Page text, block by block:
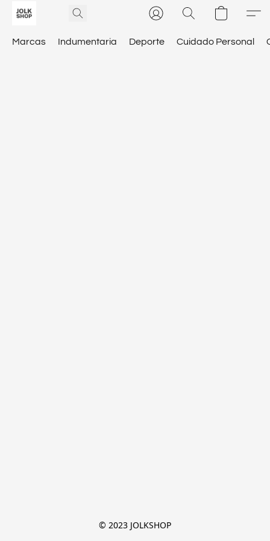
Marcas Indumentaria Deporte Cuidado Personal
© 2023 JOLKSHOP